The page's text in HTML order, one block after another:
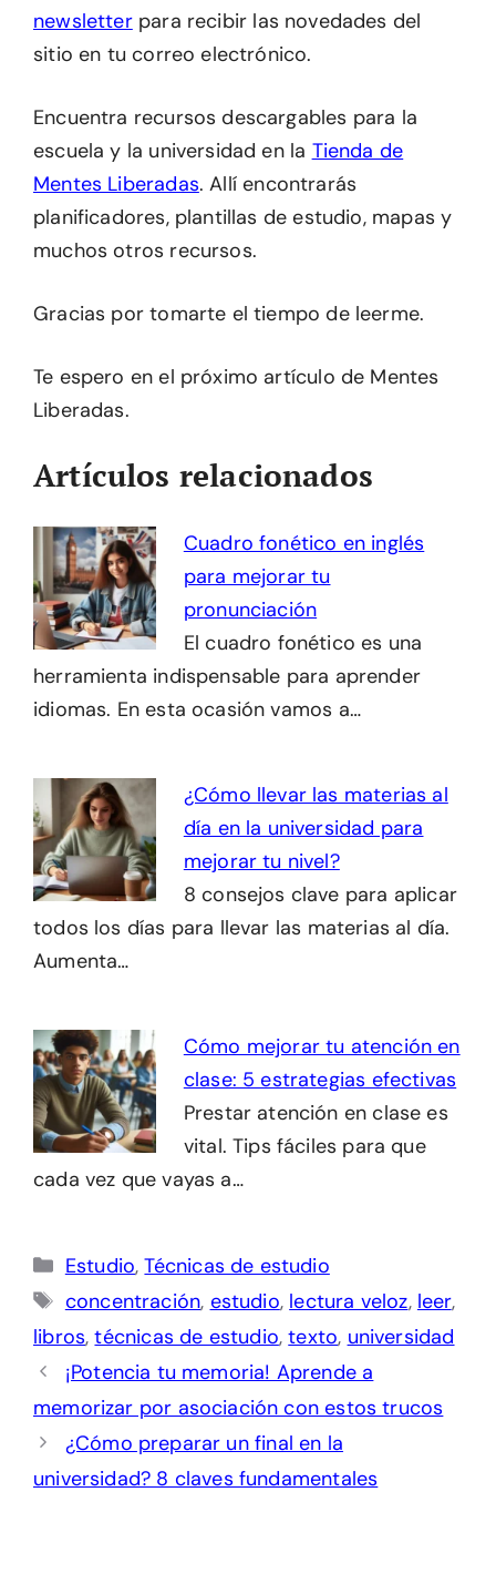
newsletterpara recibir las novedades del
sitio en tu correo electrónico.
Encuentra recursos descargables para la
escuela y la universidad en la Tienda de
Mentes Liberadas. Allí encontrarás
planificadores, plantillas de estudio, mapas y
muchos otros recursos.
Gracias por tomarte el tiempo de leerme.
Te espero en el próximo artículo de Mentes
Liberadas.
Artículos relacionados
Cuadro fonético en inglés
para mejorar tu
pronunciación
El cuadro fonético es una
herramienta indispensable para aprender
idiomas. En esta ocasión vamos a…
¿Cómo llevar las materias al
día en la universidad para
mejorar tu nivel?
8 consejos clave para aplicar
todos los días para llevar las materias al día.
Aumenta…
Cómo mejorar tu atención en
clase: 5 estrategias efectivas
Prestar atención en clase es
vital. Tips fáciles para que
cada vez que vayas a…
Categorías
Estudio,Técnicas de estudio
Etiquetas
concentración, estudio, lectura veloz, leer,
libros,técnicas de estudio,texto, universidad
¡Potencia tu memoria! Aprende a
memorizar por asociación con estos trucos
¿Cómo preparar un final en la
universidad? 8 claves fundamentales